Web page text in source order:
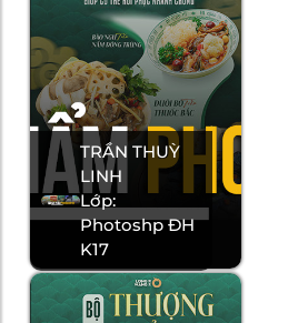
TRẦN THUỲ
LINH
Lớp:
Photoshp ĐH
K17